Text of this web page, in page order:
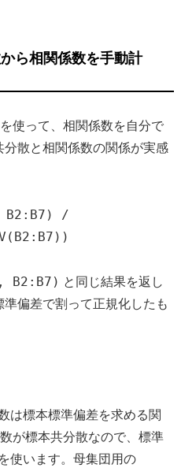
ら相関係数を手動計
使って、相関係数を自分で
散と相関係数の関係が実感
B2:B7) /
B2:B7) と同じ結果を返し
偏差で割って正規化したも
は標本標準偏差を求める関
が標本共分散なので、標準
を使います。母集団用の